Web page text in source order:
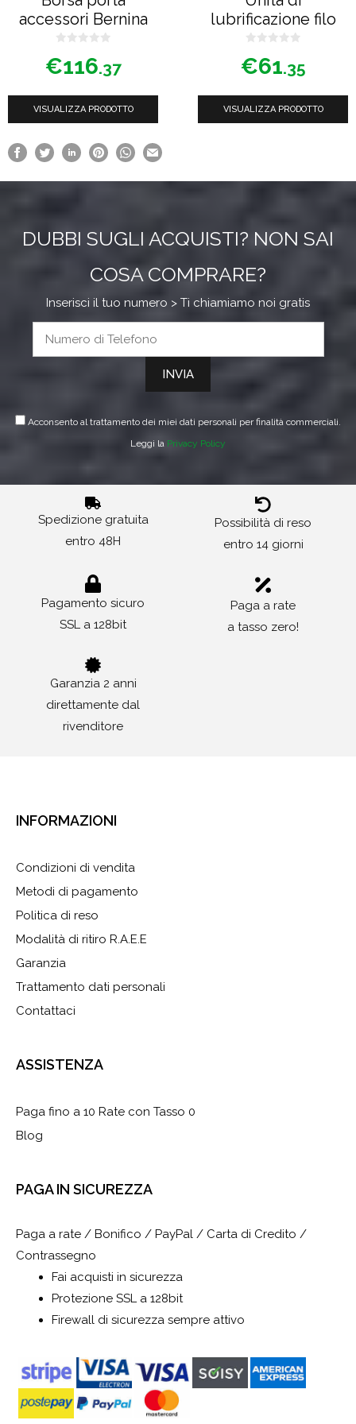
accessori Bernina
s
u
€116.37
VISUALIZZA PRODOTTO
lubrificazione filo
s
u
€61.35
VISUALIZZA PRODOTTO
DUBBI SUGLI ACQUISTI? NON SAI
COSA COMPRARE?
Inserisci il tuo numero > Ti chiamiamo noi gratis
Acconsento al trattamento dei miei dati personali per finalità commerciali.
Leggi la Privacy Policy
Spedizione gratuita
entro 48H
Possibilità di reso
entro 14 giorni
Pagamento sicuro
SSL a 128bit
Paga a rate
a tasso zero!
Garanzia 2 anni
direttamente dal
rivenditore
INFORMAZIONI
Condizioni di vendita
Metodi di pagamento
Politica di reso
Modalità di ritiro R.A.E.E
Garanzia
Trattamento dati personali
Contattaci
ASSISTENZA
Paga fino a 10 Rate con Tasso 0
Blog
PAGA IN SICUREZZA
Paga a rate / Bonifico / PayPal / Carta di Credito /
Contrassegno
Fai acquisti in sicurezza
Protezione SSL a 128bit
Firewall di sicurezza sempre attivo